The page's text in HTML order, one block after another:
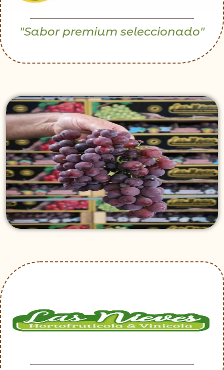
"Sabor premium seleccionado"